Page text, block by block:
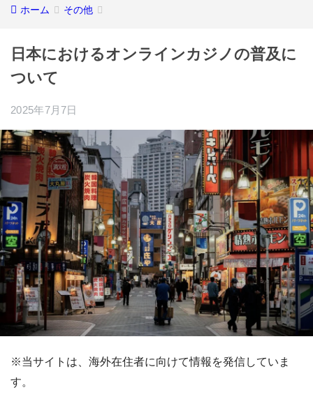
ホーム その他
日本におけるオンラインカジノの普及に
ついて
2025年7月7日
※当サイトは、海外在住者に向けて情報を発信していま
す。